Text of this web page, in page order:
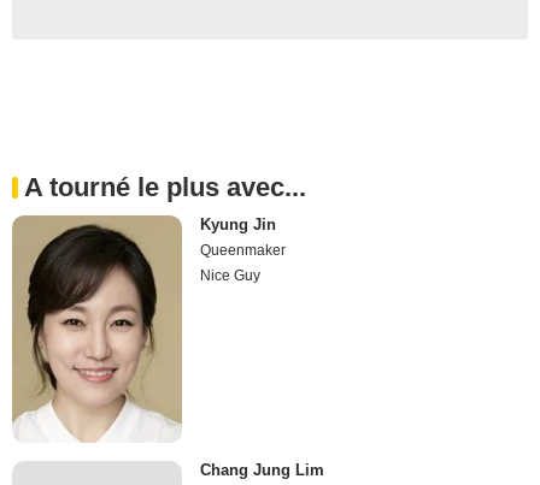
A tourné le plus avec...
Kyung Jin
Queenmaker
Nice Guy
Chang Jung Lim